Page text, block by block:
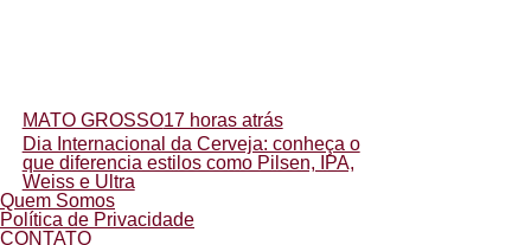
MATO GROSSO17 horas atrás
Dia Internacional da Cerveja: conheça o
que diferencia estilos como Pilsen, IPA,
Weiss e Ultra
Quem Somos
Política de Privacidade
CONTATO